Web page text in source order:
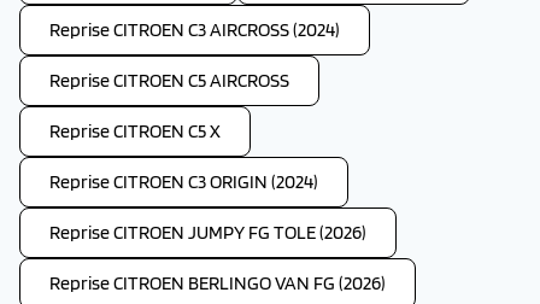
Reprise CITROEN C3 AIRCROSS (2024)
Reprise CITROEN C5 AIRCROSS
Reprise CITROEN C5 X
Reprise CITROEN C3 ORIGIN (2024)
Reprise CITROEN JUMPY FG TOLE (2026)
Reprise CITROEN BERLINGO VAN FG (2026)